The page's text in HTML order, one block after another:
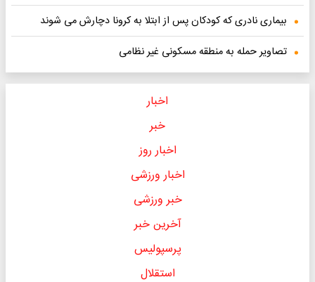
بیماری نادری که کودکان پس از ابتلا به کرونا دچارش می شوند
تصاویر حمله به منطقه مسکونی غیر نظامی
اخبار
خبر
اخبار روز
اخبار ورزشی
خبر ورزشی
آخرین خبر
پرسپولیس
استقلال